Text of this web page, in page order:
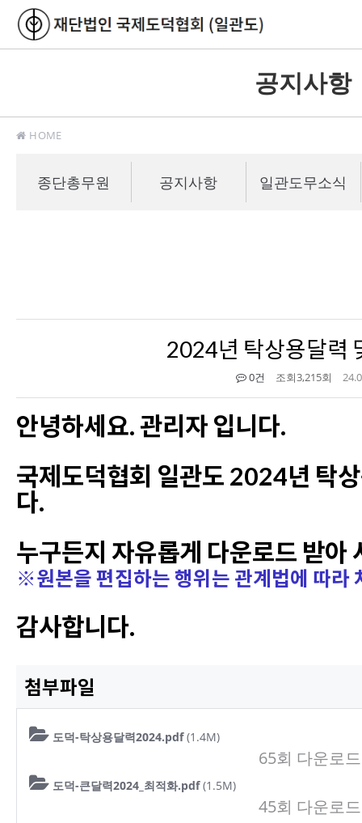
공지사항
HOME
종단총무원 공지사항 일관도무소식
2024년 탁상용달력
0건 조회3,215회
안녕하세요. 관리자 입니다.
국제도덕협회 일관도 2024년 탁
다.
누구든지 자유롭게 다운로드 받아
※원본을 편집하는 행위는 관계법에 따라
감사합니다.
첨부파일
도덕-탁상용달력2024.pdf(1.4M)
65회 다운로
도덕-큰달력2024_최적화.pdf(1.5M)
45회 다운로